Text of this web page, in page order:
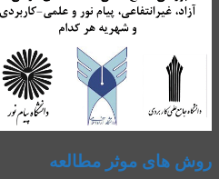
روش های موثر مطالعه